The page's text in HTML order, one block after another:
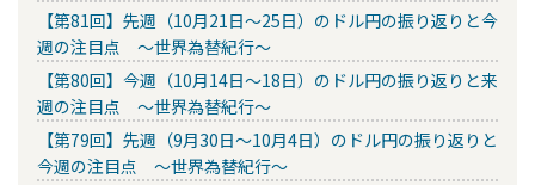
【第81回】先週（10月21日～25日）のドル円の振り返りと今
週の注目点 ～世界為替紀行～
【第80回】今週（10月14日～18日）のドル円の振り返りと来
週の注目点 ～世界為替紀行～
【第79回】先週（9月30日～10月4日）のドル円の振り返りと
今週の注目点 ～世界為替紀行～